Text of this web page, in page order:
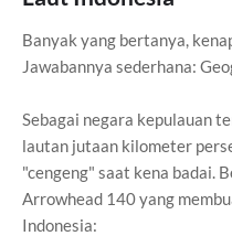
Banyak yang bertanya,
Jawabannya sederhana:
Sebagai negara kepulauan
lautan jutaan kilometer
"cengeng" saat kena badai.
Arrowhead 140 yang
Indonesia: